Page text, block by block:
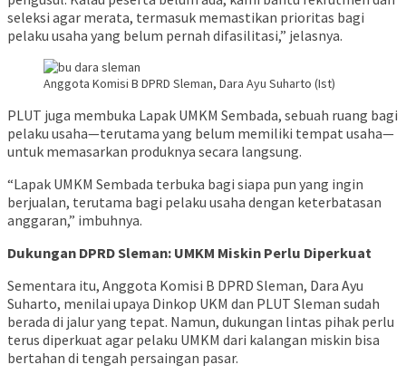
seleksi agar merata, termasuk memastikan prioritas bagi
pelaku usaha yang belum pernah difasilitasi,” jelasnya.
Anggota Komisi B DPRD Sleman, Dara Ayu Suharto (Ist)
PLUT juga membuka Lapak UMKM Sembada, sebuah ruang bagi
pelaku usaha—terutama yang belum memiliki tempat usaha—
untuk memasarkan produknya secara langsung.
“Lapak UMKM Sembada terbuka bagi siapa pun yang ingin
berjualan, terutama bagi pelaku usaha dengan keterbatasan
anggaran,” imbuhnya.
Dukungan DPRD Sleman: UMKM Miskin Perlu Diperkuat
Sementara itu, Anggota Komisi B DPRD Sleman, Dara Ayu
Suharto, menilai upaya Dinkop UKM dan PLUT Sleman sudah
berada di jalur yang tepat. Namun, dukungan lintas pihak perlu
terus diperkuat agar pelaku UMKM dari kalangan miskin bisa
bertahan di tengah persaingan pasar.